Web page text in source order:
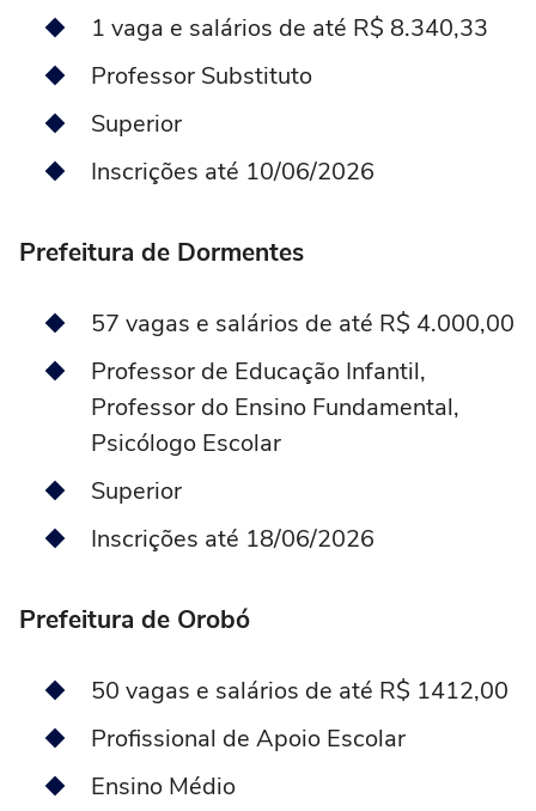
1 vaga e salários de até R$ 8.340,33
Professor Substituto
Superior
Inscrições até 10/06/2026
Prefeitura de Dormentes
57 vagas e salários de até R$ 4.000,00
Professor de Educação Infantil,
Professor do Ensino Fundamental,
Psicólogo Escolar
Superior
Inscrições até 18/06/2026
Prefeitura de Orobó
50 vagas e salários de até R$ 1412,00
Profissional de Apoio Escolar
Ensino Médio